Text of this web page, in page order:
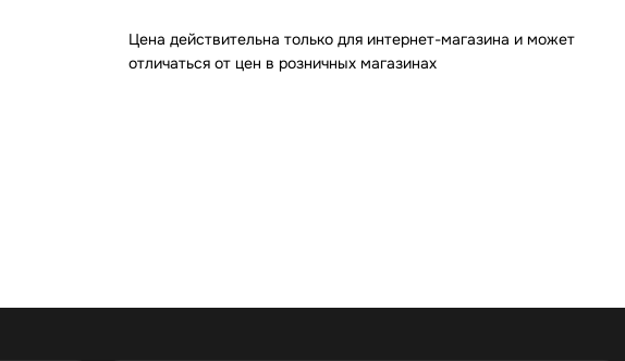
Цена действительна только для интернет-магазина и может
отличаться от цен в розничных магазинах